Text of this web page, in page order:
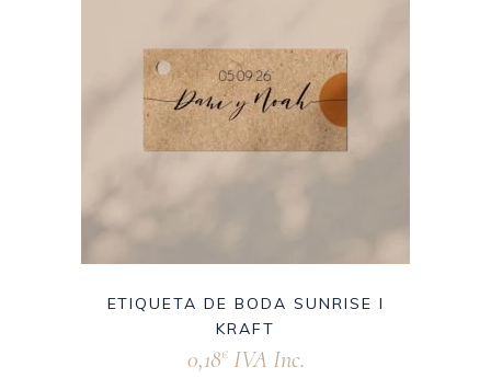
ETIQUETA DE BODA SUNRISE I
KRAFT
0,18€ IVA Inc.